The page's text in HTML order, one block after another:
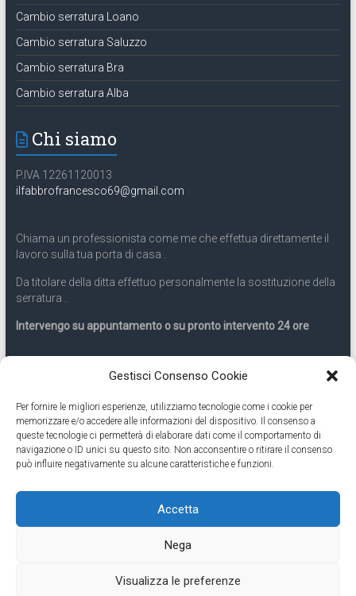
Gestisci Consenso Cookie
Per fornire le migliori esperienze, utilizziamo tecnologie come i cookie per
memorizzare e/o accedere alle informazioni del dispositivo. Il consenso a
queste tecnologie ci permetterà di elaborare dati come il comportamento di
navigazione o ID unici su questo sito. Non acconsentire o ritirare il consenso
può influire negativamente su alcune caratteristiche e funzioni.
Accetta
Nega
Visualizza le preferenze
Cambio serratura Loano
Cambio serratura Saluzzo
Cambio serratura Bra
Cambio serratura Alba
Chi siamo
P.IVA 12261120013
ilfabbrofrancesco69@gmail.com
Chiama un professionista come me che effettua direttamente il
lavoro sulla tua porta di casa .
Da titolare della ditta effettuo personalmente la sostituzione della
serratura .
Intervengo su appuntamento o su pronto intervento 24 ore
Servizio 24 ore
Cell331.9899963
Eseguiamo anche lavori di apertura porte pronto intervento 24
ore
by ThemeGrill. Powered by
Contatti Cambio Serratura Torino – Sostituzione serrature 24h
Torino